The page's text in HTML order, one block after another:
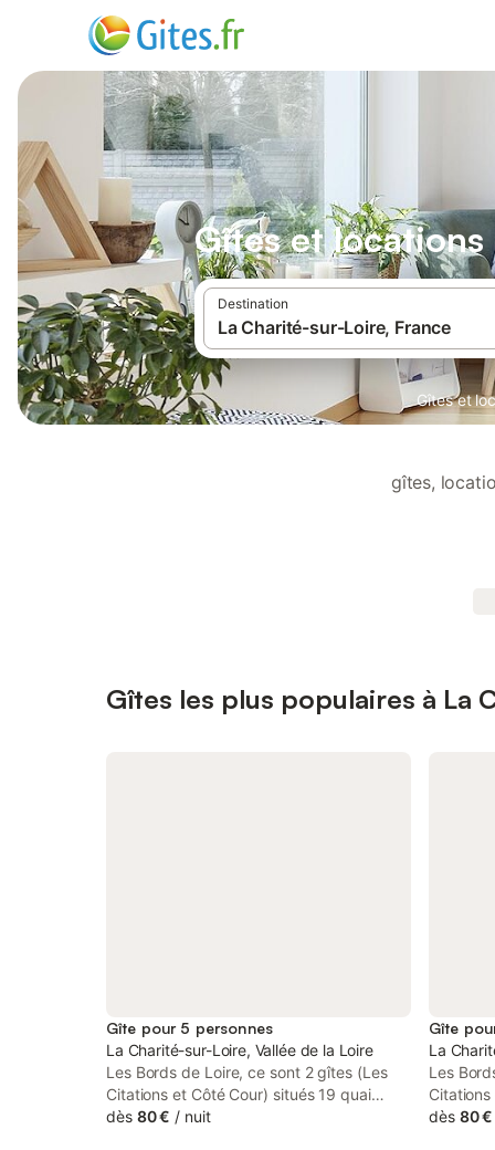
Gîtes et
Destination
Gîtes et
gîtes,
Gîtes les plus populaires à La
Gîte pour 5 personnes
La Charité-sur-Loire, Vallée de la Loire
Les Bords de Loire, ce sont 2 gîtes (Les
Citations et Côté Cour) situés 19 quai
Clémenceau à La Charité-sur-Loire. Vous
dès 80 € / nuit
Gîte
La
Les
dès 80 €